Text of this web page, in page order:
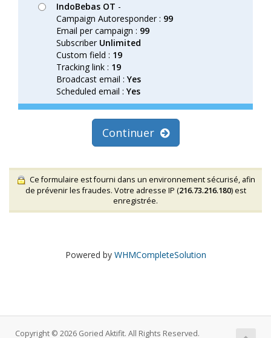
IndoBebas OT -
Campaign Autoresponder : 99
Email per campaign : 99
Subscriber Unlimited
Custom field : 19
Tracking link : 19
Broadcast email :Yes
Scheduled email :Yes
Continuer
Ce formulaire est fourni dans un environnement sécurisé, afin
de prévenir les fraudes. Votre adresse IP (216.73.216.180) est
enregistrée.
Powered by WHMCompleteSolution
Copyright © 2026 Goried Aktifit. All Rights Reserved.